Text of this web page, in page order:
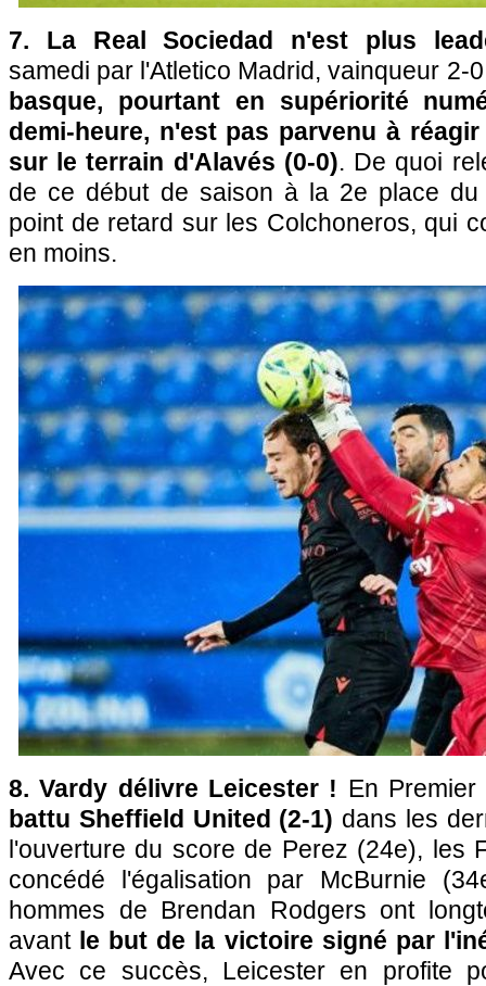
7. La Real Sociedad n'est plus
samedi par l'Atletico Madrid, vainqueur 2-
basque, pourtant en supériorité
demi-heure, n'est pas parvenu à
sur le terrain d'Alavés (0-0). De quoi
de ce début de saison à la 2e place du
point de retard sur les Colchoneros, qui
en moins.
8. Vardy délivre Leicester ! En
battu Sheffield United (2-1) dans les
l'ouverture du score de Perez (24e), les
concédé l'égalisation par McBurnie
hommes de Brendan Rodgers ont
avant le but de la victoire signé par
Avec ce succès, Leicester en profite